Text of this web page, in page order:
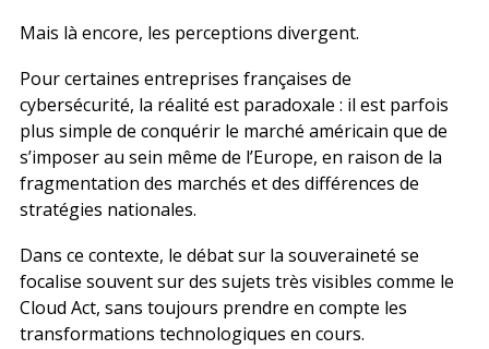
Mais là encore, les perceptions divergent.
Pour certaines entreprises françaises de
cybersécurité, la réalité est paradoxale : il est parfois
plus simple de conquérir le marché américain que de
s’imposer au sein même de l’Europe, en raison de la
fragmentation des marchés et des différences de
stratégies nationales.
Dans ce contexte, le débat sur la souveraineté se
focalise souvent sur des sujets très visibles comme le
Cloud Act, sans toujours prendre en compte les
transformations technologiques en cours.